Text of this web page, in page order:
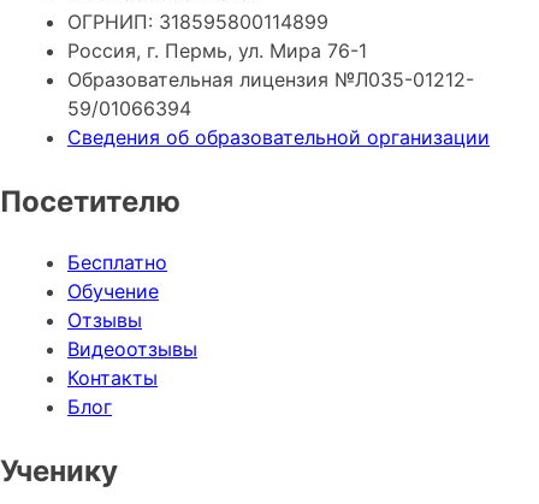
ОГРНИП: 318595800114899
Россия, г. Пермь, ул. Мира 76-1
Образовательная лицензия №Л035-01212-
59/01066394
Сведения об образовательной организации
Посетителю
Бесплатно
Обучение
Отзывы
Видеоотзывы
Контакты
Блог
Ученику